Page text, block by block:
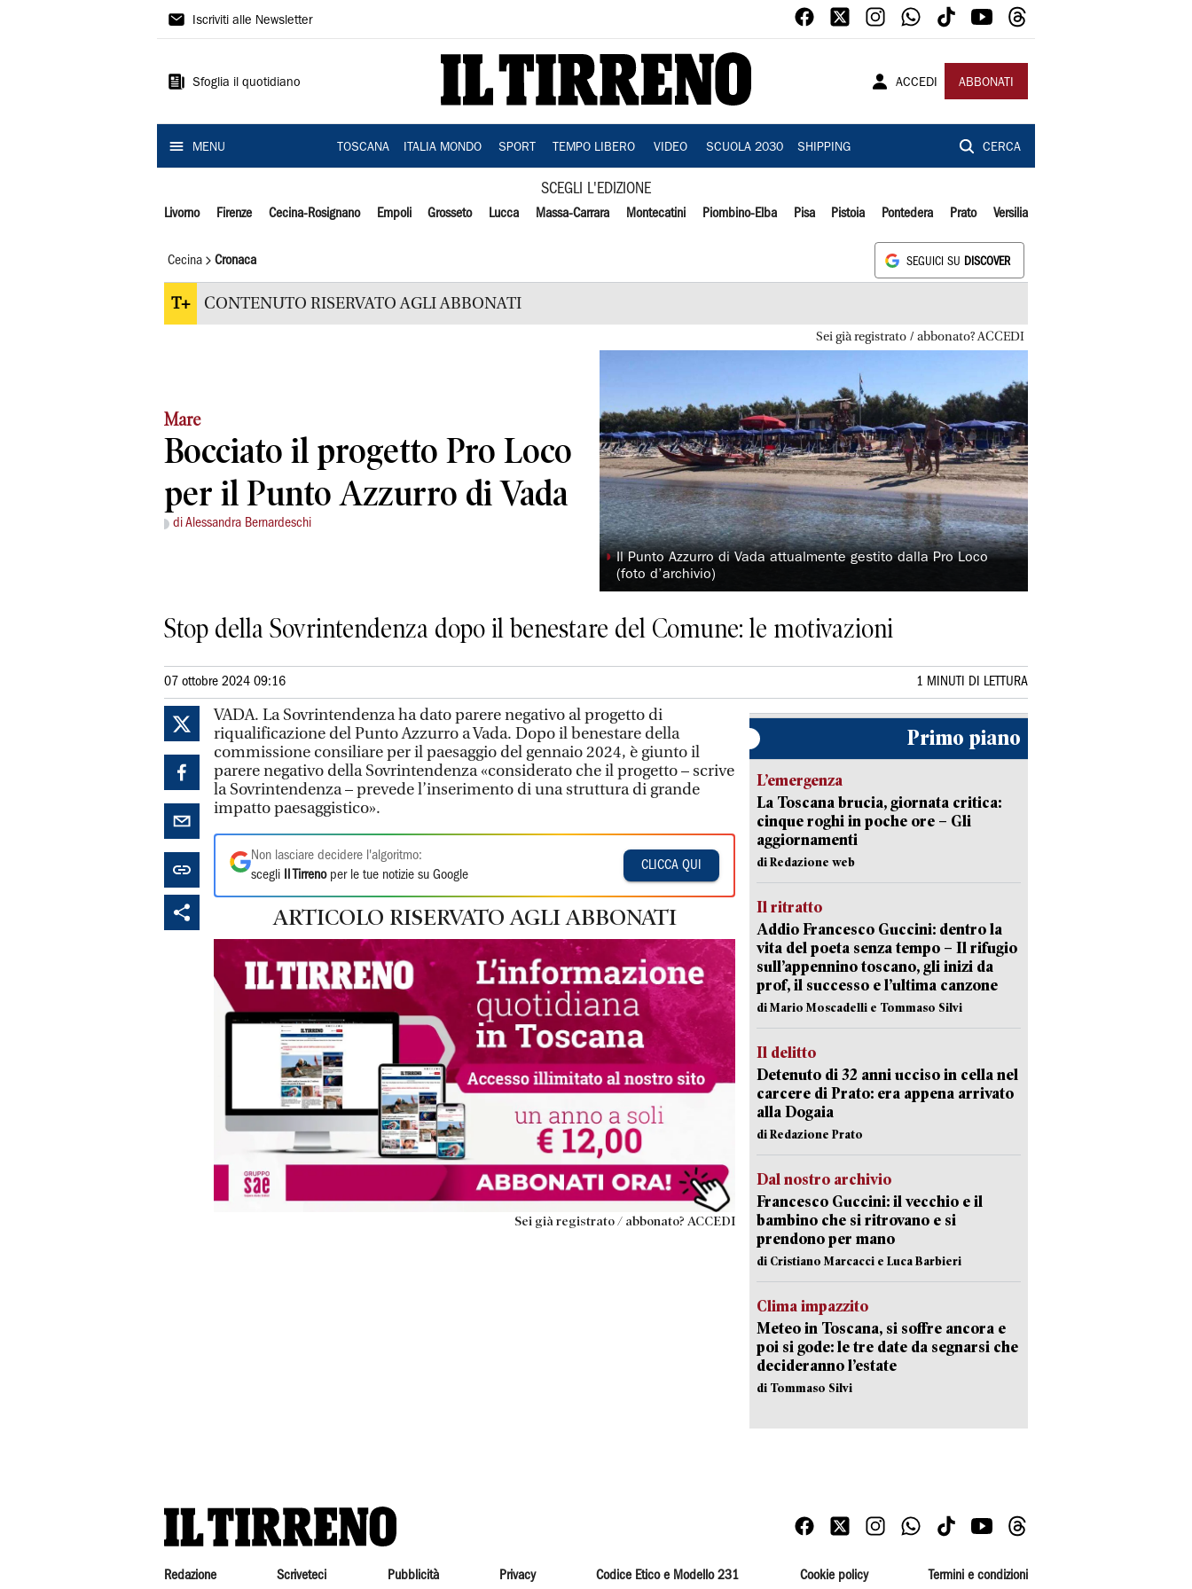
Il
Iscriviti alle Newsletter
Sfoglia il quotidiano ACCEDI ABBONATI
MENU TOSCANA ITALIA MONDO SPORT TEMPO LIBERO VIDEO SCUOLA 2030 SHIPPING CERCA
SCEGLI L'EDIZIONE
Livorno Firenze Cecina-Rosignano Empoli Grosseto Lucca Massa-Carrara Montecatini Piombino-Elba Pisa Pistoia Pontedera Prato Versilia
Cecina Cronaca SEGUICI SU DISCOVER
T+ CONTENUTO RISERVATO AGLI ABBONATI
Sei già registrato / abbonato? ACCEDI
Mare
Bocciato il progetto Pro Loco
per il Punto Azzurro di Vada
di Alessandra Bernardeschi
◗ Il Punto Azzurro di Vada attualmente gestito dalla Pro Loco
(foto d’archivio)
Stop della Sovrintendenza dopo il benestare del Comune: le motivazioni
07 ottobre 2024 09:16 1 MINUTI DI LETTURA
VADA. La Sovrintendenza ha dato parere negativo al progetto di
riqualificazione del Punto Azzurro a Vada. Dopo il benestare della
commissione consiliare per il paesaggio del gennaio 2024, è giunto il
parere negativo della Sovrintendenza «considerato che il progetto – scrive
la Sovrintendenza – prevede l’inserimento di una struttura di grande
impatto paesaggistico».
Non lasciare decidere l'algoritmo:
scegli
Il Tirrenoper le tue notizie su Google
CLICCA QUI
ARTICOLO RISERVATO AGLI ABBONATI
Sei già registrato / abbonato? ACCEDI
Primo piano
L’emergenza
La Toscana brucia, giornata critica:
cinque roghi in poche ore – Gli
aggiornamenti
di Redazione web
Il ritratto
Addio Francesco Guccini: dentro la
vita del poeta senza tempo – Il rifugio
sull’appennino toscano, gli inizi da
prof, il successo e l’ultima canzone
di Mario Moscadelli e Tommaso Silvi
Il delitto
Detenuto di 32 anni ucciso in cella nel
carcere di Prato: era appena arrivato
alla Dogaia
di Redazione Prato
Dal nostro archivio
Francesco Guccini: il vecchio e il
bambino che si ritrovano e si
prendono per mano
di Cristiano Marcacci e Luca Barbieri
Clima impazzito
Meteo in Toscana, si soffre ancora e
poi si gode: le tre date da segnarsi che
decideranno l’estate
di Tommaso Silvi
Redazione Scriveteci Pubblicità Privacy Codice Etico e Modello 231 Cookie policy Termini e condizioni